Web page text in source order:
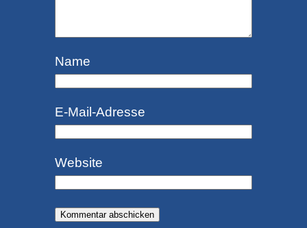
Name
E-Mail-Adresse
Website